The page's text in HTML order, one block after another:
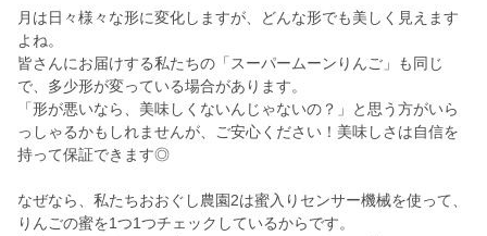
月は日々様々な形に変化しますが、どんな形でも美しく見えます
よね。
皆さんにお届けする私たちの「スーパームーンりんご」も同じ
で、多少形が変っている場合があります。
「形が悪いなら、美味しくないんじゃないの？」と思う方がいら
っしゃるかもしれませんが、ご安心ください！美味しさは自信を
持って保証できます◎
なぜなら、私たちおおぐし農園2は蜜入りセンサー機械を使って、
りんごの蜜を1つ1つチェックしているからです。